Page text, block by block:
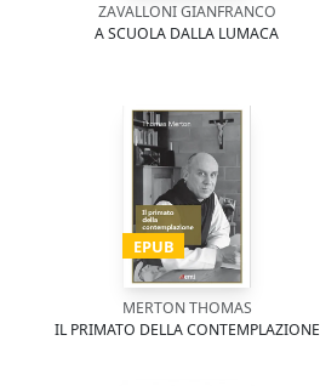
ZAVALLONI GIANFRANCO
A SCUOLA DALLA LUMACA
EPUB
MERTON THOMAS
IL PRIMATO DELLA CONTEMPLAZIONE